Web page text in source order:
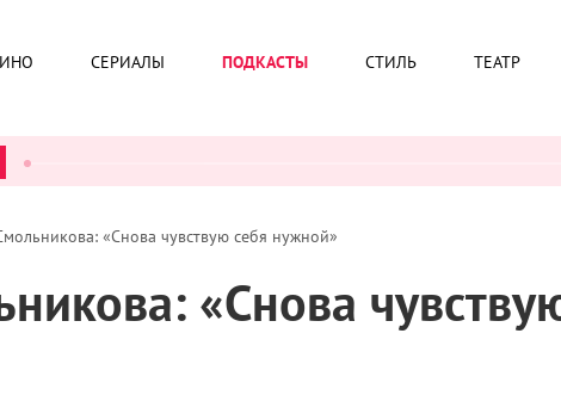
СЕРИАЛЫ ПОДКАСТЫ СТИЛЬ ТЕАТР
«Снова чувствую себя нужной»
«Снова